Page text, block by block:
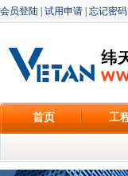
会员登陆 试用申请 忘记密码
首页 工